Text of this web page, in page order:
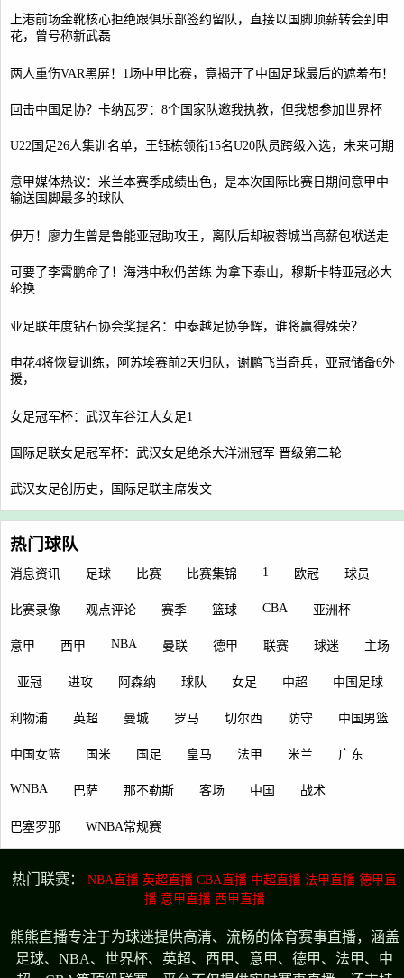
上港前场金靴核心拒绝跟俱乐部签约留队，直接以国脚顶薪转会到申
花，曾号称新武磊
两人重伤VAR黑屏！1场中甲比赛，竟揭开了中国足球最后的遮羞布！
回击中国足协？卡纳瓦罗：8个国家队邀我执教，但我想参加世界杯
U22国足26人集训名单，王钰栋领衔15名U20队员跨级入选，未来可期
意甲媒体热议：米兰本赛季成绩出色，是本次国际比赛日期间意甲中
输送国脚最多的球队
伊万！廖力生曾是鲁能亚冠助攻王，离队后却被蓉城当高薪包袱送走
可要了李霄鹏命了！海港中秋仍苦练 为拿下泰山，穆斯卡特亚冠必大
轮换
亚足联年度钻石协会奖提名：中泰越足协争辉，谁将赢得殊荣？
申花4将恢复训练，阿苏埃赛前2天归队，谢鹏飞当奇兵，亚冠储备6外
援，
女足冠军杯：武汉车谷江大女足1
国际足联女足冠军杯：武汉女足绝杀大洋洲冠军 晋级第二轮
武汉女足创历史，国际足联主席发文
热门球队
消息资讯 足球 比赛 比赛集锦 1 欧冠 球员
比赛录像 观点评论 赛季 篮球 CBA 亚洲杯
意甲 西甲 NBA 曼联 德甲 联赛 球迷 主场
亚冠 进攻 阿森纳 球队 女足 中超 中国足球
利物浦 英超 曼城 罗马 切尔西 防守 中国男篮
中国女篮 国米 国足 皇马 法甲 米兰 广东
WNBA 巴萨 那不勒斯 客场 中国 战术
巴塞罗那 WNBA常规赛
热门联赛： NBA直播 英超直播 CBA直播 中超直播 法甲直播 德甲直
播 意甲直播 西甲直播
熊熊直播专注于为球迷提供高清、流畅的体育赛事直播，涵盖
足球、NBA、世界杯、英超、西甲、意甲、德甲、法甲、中